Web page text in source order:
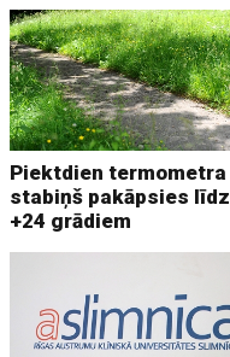
Piektdien termometra
stabiņš pakāpsies līdz
+24 grādiem